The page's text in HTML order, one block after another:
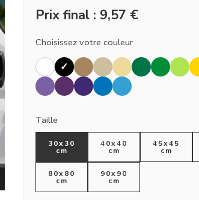
Prix final : 9,57 €
Choisissez votre couleur
Taille
30x30
cm
40x40
cm
45x45
cm
80x80
cm
90x90
cm